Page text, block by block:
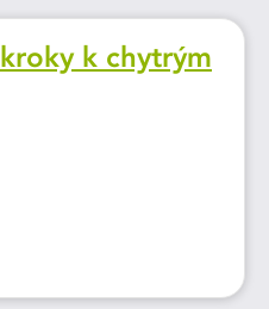
k chytrým